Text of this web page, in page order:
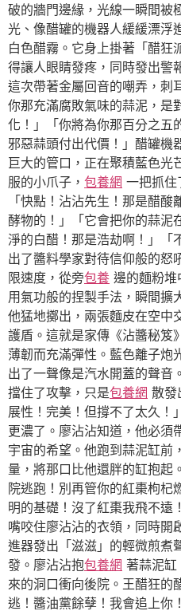
破的牆門邊緣，光線一瞬間被
光、像醋罐的機器人緩緩漂浮
白色醋霧。它身上掛著「醋狂
得讓人眼睛發疼，同時發出警
這次帶著金屬回音的嘲弄，刺
你那充滿腐敗氣味的蒜泥，是
化！」「你將為你那百分之五
邪惡蒜頭付出代價！」醋罐機
巨大的管口，正在聚積藍色光
服的小爪子， 包養網 一把抓住
「快點！沾沾先生！那是醋
酵物的！」「它會把你的蒜泥
淨的白醋！那是浩劫啊！」「
出了醬料學家對待信仰般的怒
限速度，從旁包養 邊的麵粉堆
用氣功般的捏製手法，瞬間擴
他猛地擲出，兩張麵皮在空中
護盾。這就是家傳《沾醬秘笈
薄韌而充滿彈性。藍色離子炮
出了一聲像是汽水開蓋的聲音
擋住了攻擊，只是包養網 散發
展性！完美！但撐不了太久！
更濃了。廖沾沾知道，他必須
宇宙的希望。他跑到蒜泥缸前
量，將那口比他還胖的缸抱起
院逃跑！別再管你的紅棗枸杞
明的基礎！沒了紅棗我飛不遠
嘴咬住廖沾沾的衣領，同時開
進器發出「滋滋」的輕微煎煮
發。廖沾沾抱包養網 著蒜泥
來的洞口衝向後院。王醋狂的
逃！醬油黨餘孽！我會追上你